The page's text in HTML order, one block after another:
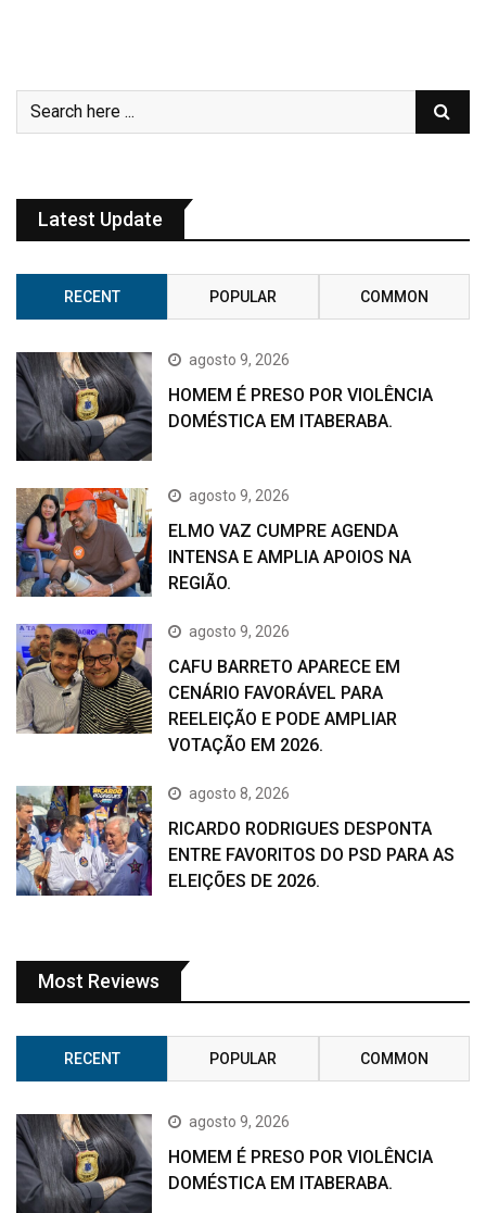
Latest Update
RECENT POPULAR COMMON
agosto 9, 2026
HOMEM É PRESO POR VIOLÊNCIA
DOMÉSTICA EM ITABERABA.
agosto 9, 2026
ELMO VAZ CUMPRE AGENDA
INTENSA E AMPLIA APOIOS NA
REGIÃO.
agosto 9, 2026
CAFU BARRETO APARECE EM
CENÁRIO FAVORÁVEL PARA
REELEIÇÃO E PODE AMPLIAR
VOTAÇÃO EM 2026.
agosto 8, 2026
RICARDO RODRIGUES DESPONTA
ENTRE FAVORITOS DO PSD PARA AS
ELEIÇÕES DE 2026.
Most Reviews
RECENT POPULAR COMMON
agosto 9, 2026
HOMEM É PRESO POR VIOLÊNCIA
DOMÉSTICA EM ITABERABA.